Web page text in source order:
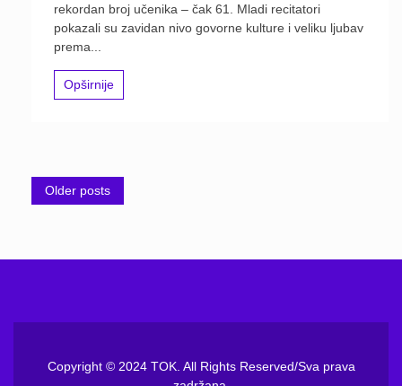
rekordan broj učenika – čak 61. Mladi recitatori
pokazali su zavidan nivo govorne kulture i veliku ljubav
prema...
Opširnije
Posts
Older posts
Copyright © 2024 TOK. All Rights Reserved/Sva prava